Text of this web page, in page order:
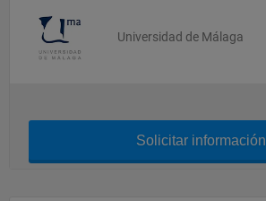
Universidad de Málaga
Solicitar información